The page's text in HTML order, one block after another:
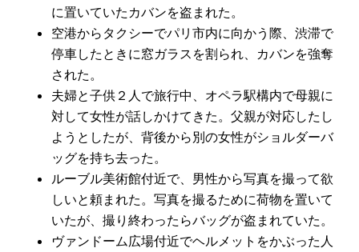
に置いていたカバンを盗まれた。
空港からタクシーでパリ市内に向かう際、渋滞で
停車したときに窓ガラスを割られ、カバンを強奪
された。
夫婦と子供２人で旅行中、オペラ駅構内で母親に
対して女性が話しかけてきた。父親が対応したし
ようとしたが、背後から別の女性がショルダーバ
ッグを持ち去った。
ルーブル美術館付近で、男性から写真を撮って欲
しいと頼まれた。写真を撮るために荷物を置いて
いたが、撮り終わったらバッグが盗まれていた。
ヴァンドーム広場付近でヘルメットをかぶった人